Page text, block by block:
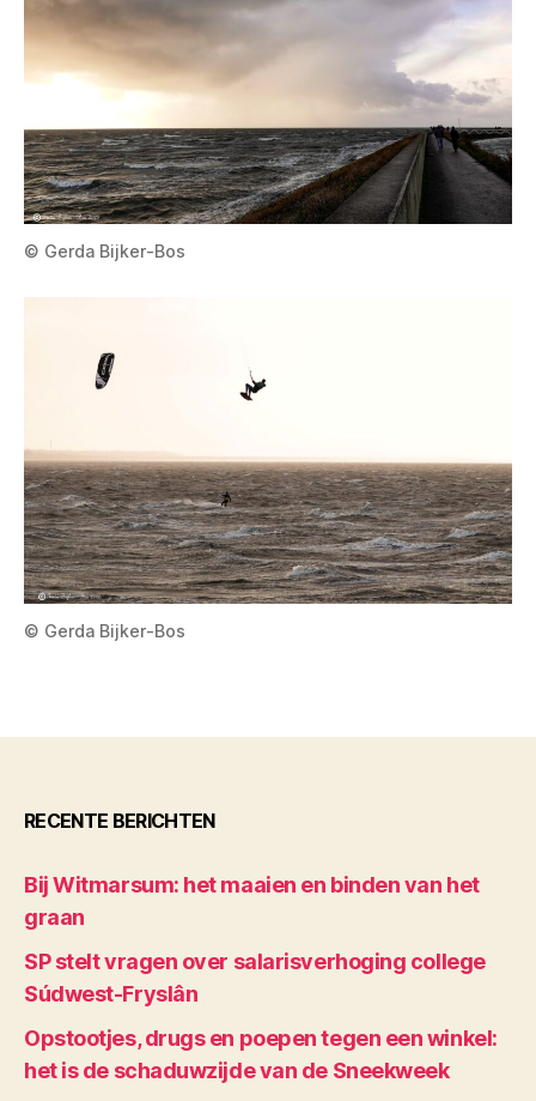
© Gerda Bijker-Bos
© Gerda Bijker-Bos
RECENTE BERICHTEN
Bij Witmarsum: het maaien en binden van het
graan
SP stelt vragen over salarisverhoging college
Súdwest-Fryslân
Opstootjes, drugs en poepen tegen een winkel:
het is de schaduwzijde van de Sneekweek